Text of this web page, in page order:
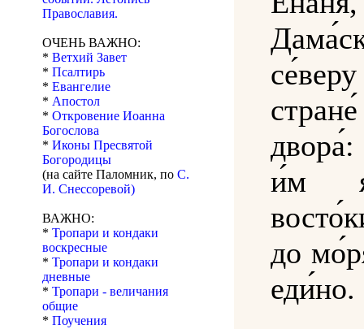
Православия.
ОЧЕНЬ ВАЖНО:
* Ветхий Завет
* Псалтирь
* Евангелие
* Апостол
* Откровение Иоанна
Богослова
* Иконы Пресвятой
Богородицы
(на сайте Паломник, по С.
И. Снессоревой)
ВАЖНО:
* Тропари и кондаки
воскресные
* Тропари и кондаки
дневные
* Тропари - величания
общие
* Поучения
и́м
до
еди́но.